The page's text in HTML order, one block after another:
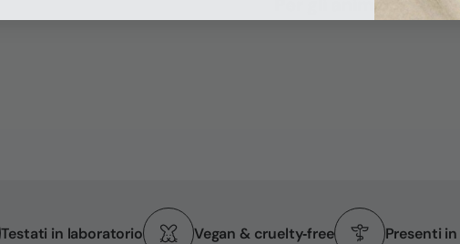
Testati in laboratorio Vegan & cruelty‑free Presenti